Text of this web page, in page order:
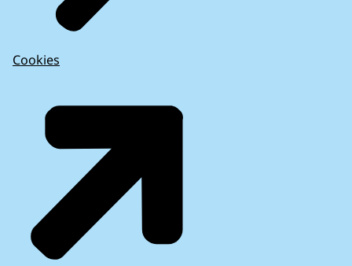
Cookies